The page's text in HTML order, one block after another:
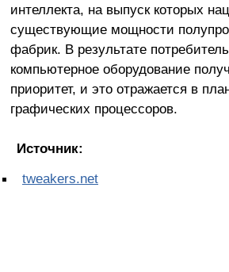
интеллекта, на выпуск которых
существующие мощности
фабрик. В результате
компьютерное оборудование
приоритет, и это отражается в
графических процессоров.
Источник:
tweakers.net